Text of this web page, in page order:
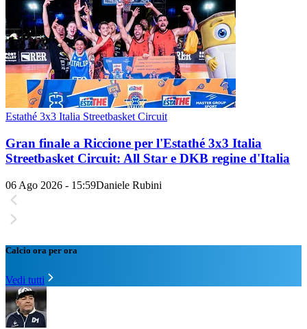
Estathé 3x3 Italia Streetbasket Circuit
Gran finale a Riccione per l'Estathé 3x3 Italia
Streetbasket Circuit: All Star e DKB regine d'Italia
06 Ago 2026 - 15:59Daniele Rubini
Calcio ora per ora
Vedi tutti